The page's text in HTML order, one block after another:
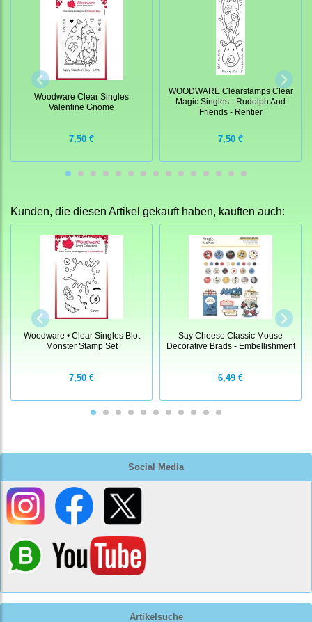
Social Media
Artikelsuche
Woodware Clear Singles
Valentine Gnome
7,50 €
WOODWARE Clearstamps Clear
Magic Singles - Rudolph And
Friends - Rentier
7,50 €
Kunden, die diesen Artikel gekauft haben, kauften auch:
Woodware • Clear Singles Blot
Monster Stamp Set
7,50 €
Say Cheese Classic Mouse
Decorative Brads - Embellishment
6,49 €